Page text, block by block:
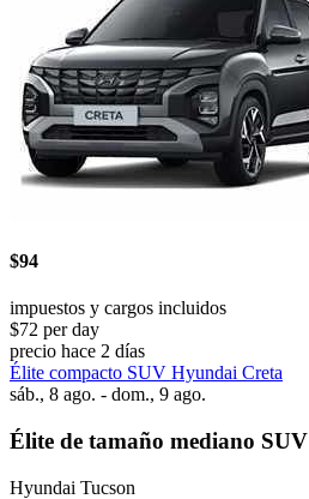
$94
impuestos y cargos incluidos
$72 per day
precio hace 2 días
Élite compacto SUV Hyundai Creta
sáb., 8 ago. - dom., 9 ago.
Élite de tamaño mediano SUV
Hyundai Tucson